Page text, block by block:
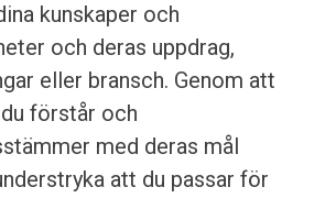
kunskaper och
och deras uppdrag,
eller bransch. Genom att
förstår och
med deras mål
att du passar för